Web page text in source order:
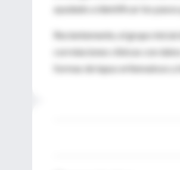
ayudado a identificar los
Recientemente, el grupo
correlaciones clínicas con
formas de lupus eritematoso